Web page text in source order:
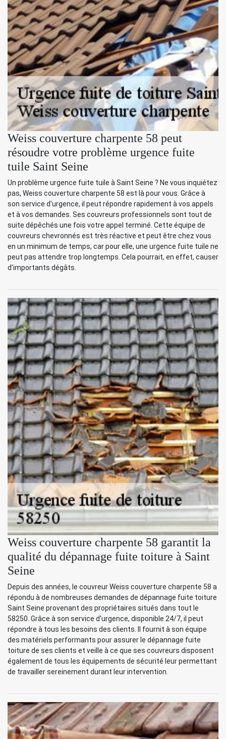
Weiss couverture charpente 58 peut
résoudre votre problème urgence fuite
tuile Saint Seine
Un problème urgence fuite tuile à Saint Seine ? Ne vous inquiétez
pas, Weiss couverture charpente 58 est là pour vous. Grâce à
son service d'urgence, il peut répondre rapidement à vos appels
et à vos demandes. Ses couvreurs professionnels sont tout de
suite dépêchés une fois votre appel terminé. Cette équipe de
couvreurs chevronnés est très réactive et peut être chez vous
en un minimum de temps, car pour elle, une urgence fuite tuile ne
peut pas attendre trop longtemps. Cela pourrait, en effet, causer
d'importants dégâts.
Weiss couverture charpente 58 garantit la
qualité du dépannage fuite toiture à Saint
Seine
Depuis des années, le couvreur Weiss couverture charpente 58 a
répondu à de nombreuses demandes de dépannage fuite toiture
Saint Seine provenant des propriétaires situés dans tout le
58250. Grâce à son service d'urgence, disponible 24/7, il peut
répondre à tous les besoins des clients. Il fournit à son équipe
des matériels performants pour assurer le dépannage fuite
toiture de ses clients et veille à ce que ses couvreurs disposent
également de tous les équipements de sécurité leur permettant
de travailler sereinement durant leur intervention.